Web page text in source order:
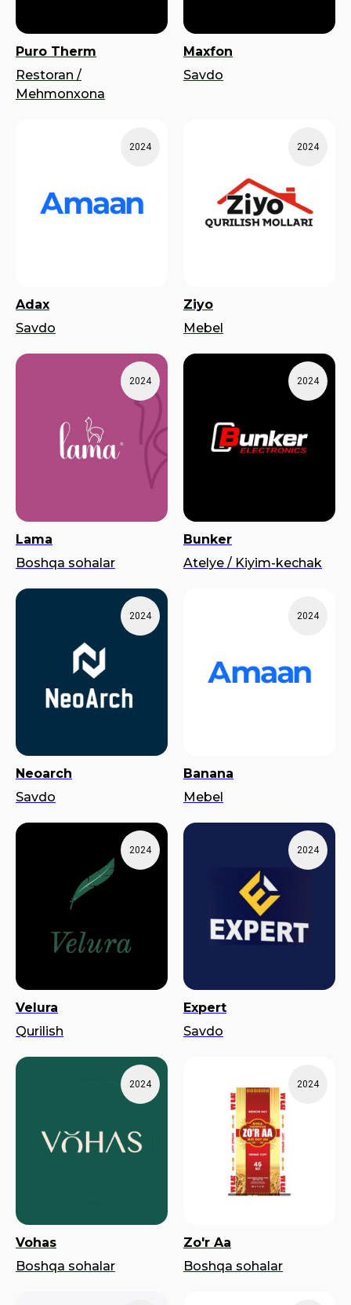
Puro Therm
Restoran /
Mehmonxona
Maxfon
Savdo
2024
Adax
Savdo
2024
Ziyo
Mebel
2024
Lama
Boshqa sohalar
2024
Bunker
Atelye / Kiyim-kechak
2024
Neoarch
Savdo
2024
Banana
Mebel
2024
Velura
Qurilish
2024
Expert
Savdo
2024
Vohas
Boshqa sohalar
2024
Zo'r Aa
Boshqa sohalar